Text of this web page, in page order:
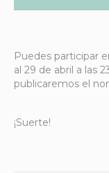
Puedes participar
al 29 de abril a las
publicaremos el
¡Suerte!